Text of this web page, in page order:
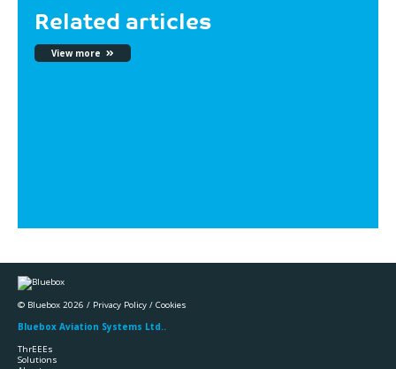
Related articles
View more
© Bluebox 2026 / Privacy Policy/ Cookies
Bluebox Aviation Systems Ltd..
ThrEEEs
Solutions